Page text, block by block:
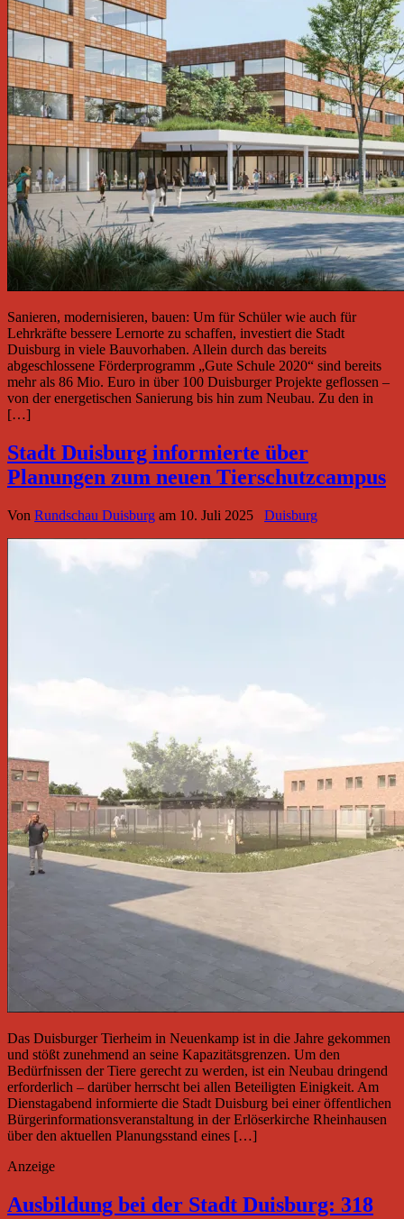
Sanieren, modernisieren, bauen: Um für Schüler wie auch für
Lehrkräfte bessere Lernorte zu schaffen, investiert die Stadt
Duisburg in viele Bauvorhaben. Allein durch das bereits
abgeschlossene Förderprogramm „Gute Schule 2020“ sind bereits
mehr als 86 Mio. Euro in über 100 Duisburger Projekte geflossen –
von der energetischen Sanierung bis hin zum Neubau. Zu den in
[…]
Stadt Duisburg informierte über
Planungen zum neuen Tierschutzcampus
Von Rundschau Duisburg am 10. Juli 2025 Duisburg
Das Duisburger Tierheim in Neuenkamp ist in die Jahre gekommen
und stößt zunehmend an seine Kapazitätsgrenzen. Um den
Bedürfnissen der Tiere gerecht zu werden, ist ein Neubau dringend
erforderlich – darüber herrscht bei allen Beteiligten Einigkeit. Am
Dienstagabend informierte die Stadt Duisburg bei einer öffentlichen
Bürgerinformationsveranstaltung in der Erlöserkirche Rheinhausen
über den aktuellen Planungsstand eines […]
Anzeige
Ausbildung bei der Stadt Duisburg: 318